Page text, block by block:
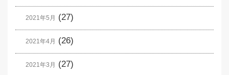
2021年5月 (27)
2021年4月 (26)
2021年3月 (27)